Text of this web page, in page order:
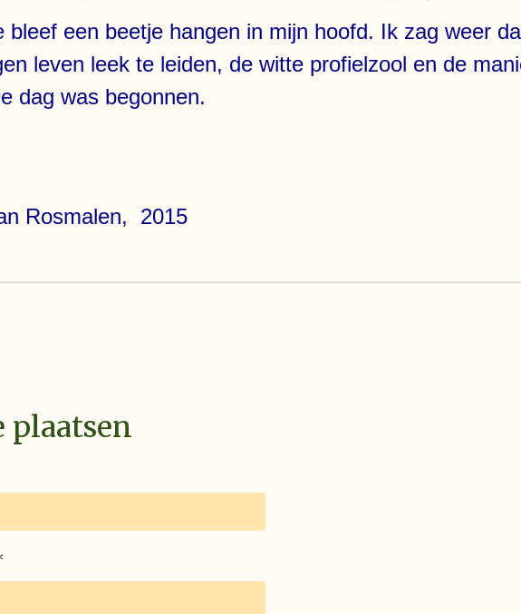
bleef een beetje hangen in mijn hoofd. Ik zag weer
leven leek te leiden, de witte profielzool en de
dag was begonnen.
Rosmalen, 2015
plaatsen